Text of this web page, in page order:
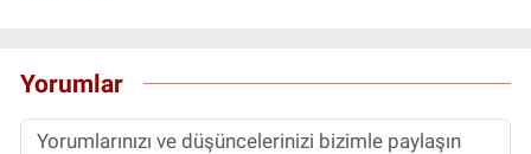
Yorumlar